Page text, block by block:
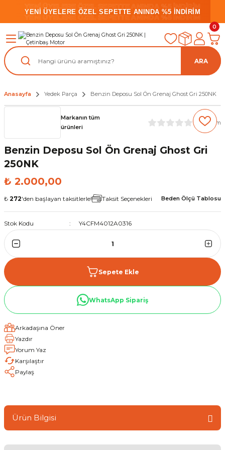
YENİ ÜYELERE ÖZEL SEPETTE ANINDA %5 İNDİRİM
YENİ ÜYELERE ÖZEL SEPETTE ANINDA %5 İNDİRİM
YENİ ÜYELERE ÖZEL SEPETTE ANINDA %5 İNDİRİM
ARA
0
Anasayfa Yedek Parça Benzin Deposu Sol Ön Grenaj Ghost Gri 250NK
Markanın tüm
ürünleri
(0) Yorum
Benzin Deposu Sol Ön Grenaj Ghost Gri
250NK
₺ 2.000,00
₺ 272'den başlayan taksitlerle! Taksit Seçenekleri Beden Ölçü Tablosu
Stok Kodu Y4CFM4012A0316
Sepete Ekle
WhatsApp Sipariş
Arkadaşına Öner
Yazdır
Yorum Yaz
Karşılaştır
Paylaş
Ürün Bilgisi